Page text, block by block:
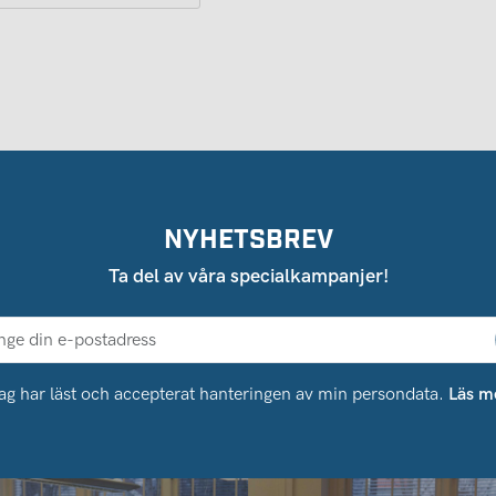
NYHETSBREV
Ta del av våra specialkampanjer!
har läst och accepterat hanteringen av min persondata. Läs